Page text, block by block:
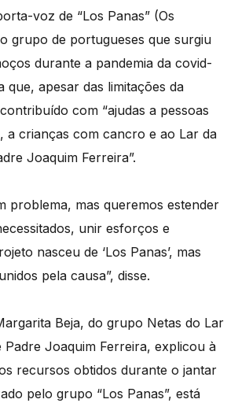
voz de “Los Panas” (Os
grupo de portugueses que surgiu
durante a pandemia da covid-
que, apesar das limitações da
com “ajudas a pessoas
a crianças com cancro e ao Lar da
Joaquim Ferreira”.
problema, mas queremos estender
unir esforços e
nasceu de ‘Los Panas’, mas
pela causa”, disse.
Beja, do grupo Netas do Lar
Padre Joaquim Ferreira, explicou à
recursos obtidos durante o jantar
pelo grupo “Los Panas”, está